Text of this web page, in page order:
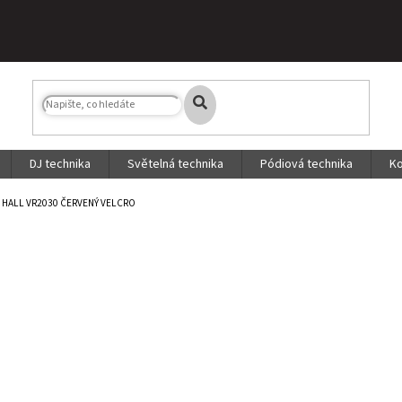
DJ technika Světelná technika Pódiová technika
VR2030 ČERVENÝ VELCRO